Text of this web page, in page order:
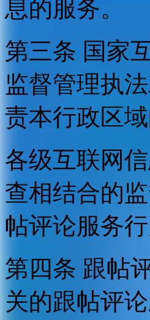
息的服务。
第三条 国家
监督管理执
责本行政区
各级互联网
查相结合的
帖评论服务行
第四条 跟帖
关的跟帖评